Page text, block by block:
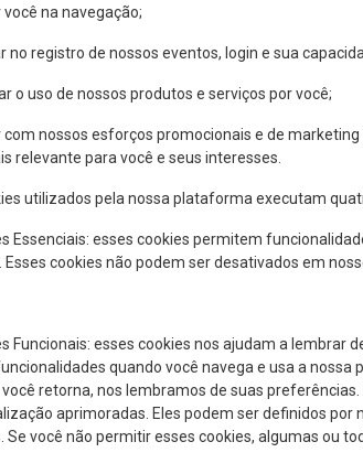
você na navegação;
no registro de nossos eventos, login e sua
o uso de nossos produtos e serviços por você;
com nossos esforços promocionais e de
relevante para você e seus interesses.
utilizados pela nossa plataforma executam
Essenciais: esses cookies permitem
Esses cookies não podem ser desativados em
Funcionais: esses cookies nos ajudam a
quando você navega e usa a nossa
retorna, nos lembramos de suas
aprimoradas. Eles podem ser definidos
Se você não permitir esses cookies, algumas ou